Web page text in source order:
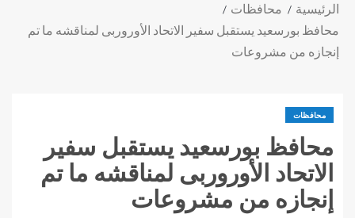
الرئيسية
محافظات
محافظ بورسعيد يستقبل سفير الاتحاد الأوروربى لمناقشه ما تم
إنجازه من مشروعات
محافظات
محافظ بورسعيد يستقبل سفير
الاتحاد الأوروربى لمناقشه ما تم
إنجازه من مشروعات